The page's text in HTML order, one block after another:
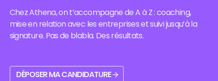
Chez Athena, on t’accompagne de A à Z : coaching,
mise en relation avec les entreprises et suivi jusqu’à la
signature. Pas de blabla. Des résultats.
Déposer ma candidature
DÉPOSER MA CANDIDATURE